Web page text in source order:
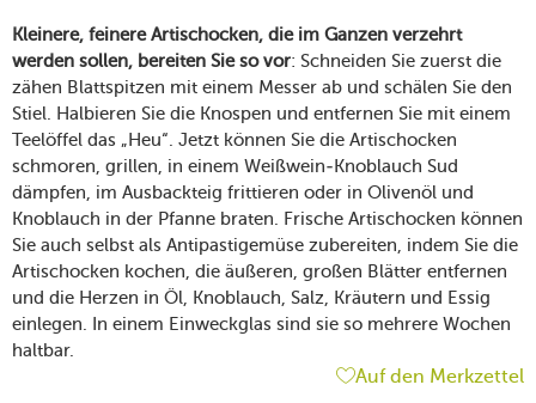
Kleinere, feinere Artischocken, die im Ganzen verzehrt
werden sollen, bereiten Sie so vor: Schneiden Sie zuerst die
zähen Blattspitzen mit einem Messer ab und schälen Sie den
Stiel. Halbieren Sie die Knospen und entfernen Sie mit einem
Teelöffel das „Heu“. Jetzt können Sie die Artischocken
schmoren, grillen, in einem Weißwein-Knoblauch Sud
dämpfen, im Ausbackteig frittieren oder in Olivenöl und
Knoblauch in der Pfanne braten. Frische Artischocken können
Sie auch selbst als Antipastigemüse zubereiten, indem Sie die
Artischocken kochen, die äußeren, großen Blätter entfernen
und die Herzen in Öl, Knoblauch, Salz, Kräutern und Essig
einlegen. In einem Einweckglas sind sie so mehrere Wochen
haltbar.
Auf den Merkzettel